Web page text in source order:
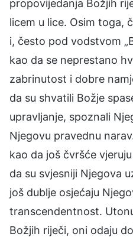
propovijedanja Božjih
licem u lice. Osim toga,
i, često pod vodstvom
kao da se neprestano
zabrinutost i dobre
da su shvatili Božje
upravljanje, spoznali
Njegovu pravednu
kao da još čvršće
da su svjesniji Njegova
još dublje osjećaju
transcendentnost.
Božjih riječi, oni odaju